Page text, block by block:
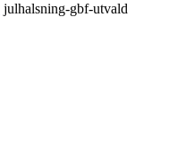
julhalsning-gbf-utvald